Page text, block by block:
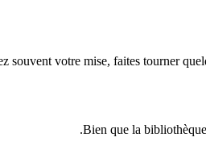
souvent votre mise, faites tourner
Bien que la